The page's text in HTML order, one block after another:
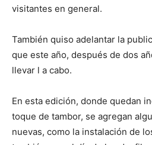
visitantes en general.
También quiso adelantar la
que este año, después de dos
llevar l a cabo.
En esta edición, donde quedan
toque de tambor, se agregan
nuevas, como la instalación de